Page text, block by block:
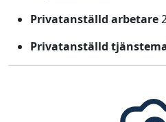
Privatanställd arbetare
Privatanställd